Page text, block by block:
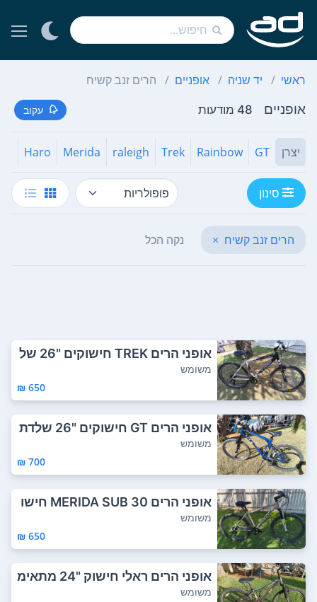
ראשי יד שניה אופניים הרים זנב קשיח
אופניים 48 מודעות עקוב
יצרן GT
Rainbow
Trek
raleigh
Merida
Haro
סינון
הרים זנב קשיח × נקה הכל
אופני הרים TREK חישוקים "26 של
דת אלומיני...
משומש
650 ₪
אופני הרים GT חישוקים "26 שלדת
אלומיניום...
משומש
700 ₪
אופני הרים MERIDA SUB 30 חישו
ק "26 שלדת ...
משומש
650 ₪
אופני הרים ראלי חישוק "24 מתאימ
ים לנוער ...
משומש